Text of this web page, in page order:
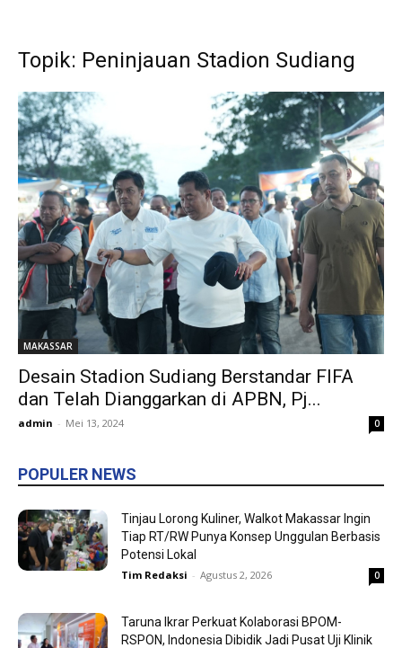
Topik: Peninjauan Stadion Sudiang
MAKASSAR
Desain Stadion Sudiang Berstandar FIFA
dan Telah Dianggarkan di APBN, Pj...
admin - Mei 13, 2024 0
POPULER NEWS
Tinjau Lorong Kuliner, Walkot Makassar Ingin
Tiap RT/RW Punya Konsep Unggulan Berbasis
Potensi Lokal
Tim Redaksi - Agustus 2, 2026 0
Taruna Ikrar Perkuat Kolaborasi BPOM-
RSPON, Indonesia Dibidik Jadi Pusat Uji Klinik